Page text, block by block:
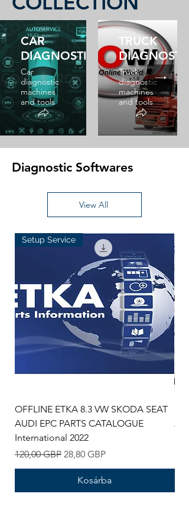
CAR
DIAGNOSTICS
Car
diagnostic
machines
and tools
TRUCK
Truck
diagnostic
machines
and tools
Diagnostic Softwares
View All
Setup Service
OFFLINE ETKA 8.3 VW SKODA SEAT
AUDI EPC PARTS CATALOGUE
International 2022
Szokásos ár
120,00 GBP Akciós ár
28,80 GBP
Kosárba